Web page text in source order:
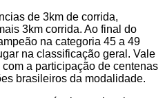
de 3km de corrida,
3km corrida. Ao final do
na categoria 45 a 49
na classificação geral. Vale
a participação de centenas
brasileiros da modalidade.